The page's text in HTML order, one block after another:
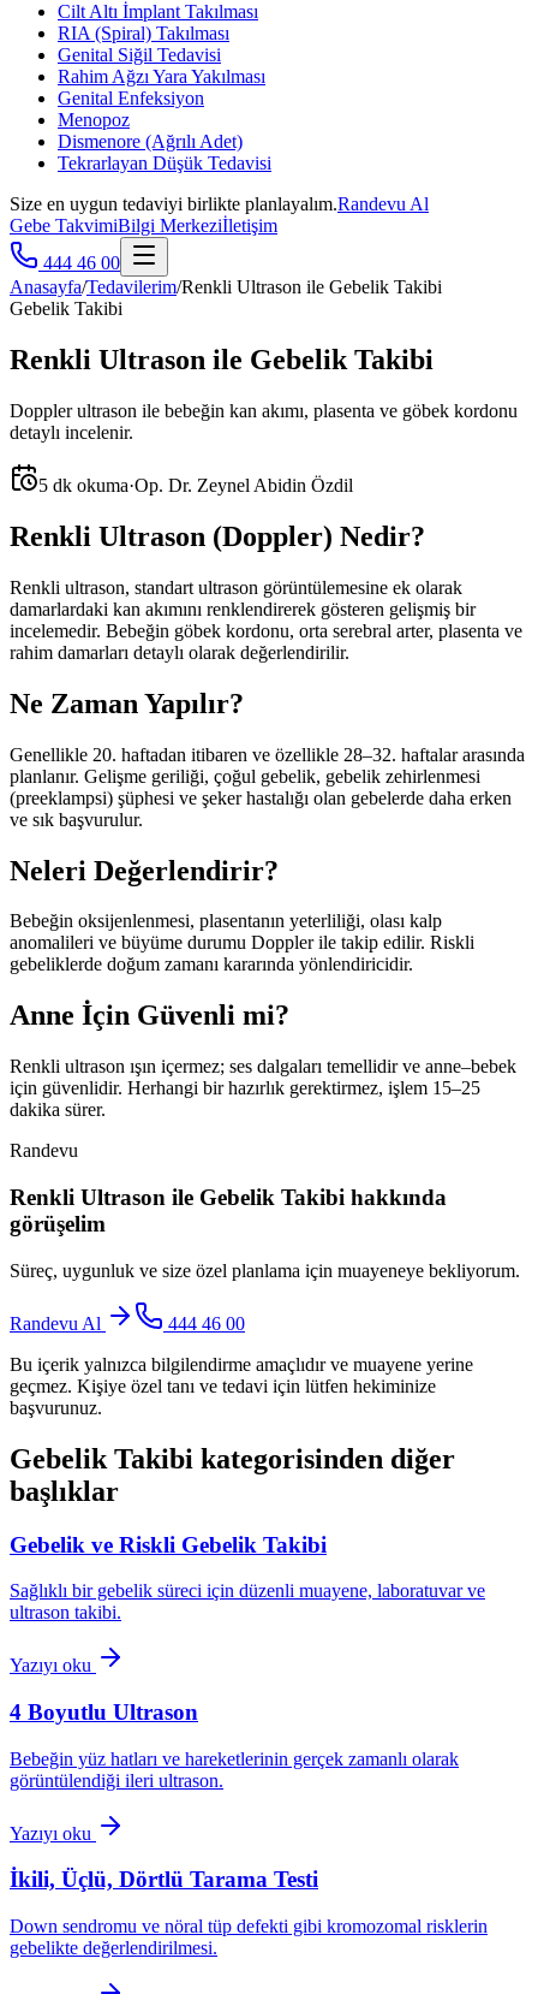
Cilt Altı İmplant Takılması
RIA (Spiral) Takılması
Genital Siğil Tedavisi
Rahim Ağzı Yara Yakılması
Genital Enfeksiyon
Menopoz
Dismenore (Ağrılı Adet)
Tekrarlayan Düşük Tedavisi
Size en uygun tedaviyi birlikte planlayalım.Randevu Al
Gebe TakvimiBilgi Merkeziİletişim
444 46 00
Anasayfa/Tedavilerim/Renkli Ultrason ile Gebelik Takibi
Gebelik Takibi
Renkli Ultrason ile Gebelik Takibi
Doppler ultrason ile bebeğin kan akımı, plasenta ve göbek kordonu
detaylı incelenir.
5 dk okuma·Op. Dr. Zeynel Abidin Özdil
Renkli Ultrason (Doppler) Nedir?
Renkli ultrason, standart ultrason görüntülemesine ek olarak
damarlardaki kan akımını renklendirerek gösteren gelişmiş bir
incelemedir. Bebeğin göbek kordonu, orta serebral arter, plasenta ve
rahim damarları detaylı olarak değerlendirilir.
Ne Zaman Yapılır?
Genellikle 20. haftadan itibaren ve özellikle 28–32. haftalar arasında
planlanır. Gelişme geriliği, çoğul gebelik, gebelik zehirlenmesi
(preeklampsi) şüphesi ve şeker hastalığı olan gebelerde daha erken
ve sık başvurulur.
Neleri Değerlendirir?
Bebeğin oksijenlenmesi, plasentanın yeterliliği, olası kalp
anomalileri ve büyüme durumu Doppler ile takip edilir. Riskli
gebeliklerde doğum zamanı kararında yönlendiricidir.
Anne İçin Güvenli mi?
Renkli ultrason ışın içermez; ses dalgaları temellidir ve anne–bebek
için güvenlidir. Herhangi bir hazırlık gerektirmez, işlem 15–25
dakika sürer.
Randevu
Renkli Ultrason ile Gebelik Takibi hakkında
görüşelim
Süreç, uygunluk ve size özel planlama için muayeneye bekliyorum.
Randevu Al
444 46 00
Bu içerik yalnızca bilgilendirme amaçlıdır ve muayene yerine
geçmez. Kişiye özel tanı ve tedavi için lütfen hekiminize
başvurunuz.
Gebelik Takibi kategorisinden diğer
başlıklar
Gebelik ve Riskli Gebelik Takibi
Sağlıklı bir gebelik süreci için düzenli muayene, laboratuvar ve
ultrason takibi.
Yazıyı oku
4 Boyutlu Ultrason
Bebeğin yüz hatları ve hareketlerinin gerçek zamanlı olarak
görüntülendiği ileri ultrason.
Yazıyı oku
İkili, Üçlü, Dörtlü Tarama Testi
Down sendromu ve nöral tüp defekti gibi kromozomal risklerin
gebelikte değerlendirilmesi.